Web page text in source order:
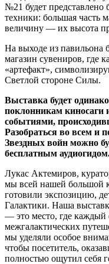
№21 будет представлено
техники: большая часть
величину — их высота
На выходе из павильона
магазин сувениров, где
«артефакт»,
Светлой стороне Силы.
Выставка будет
поклонникам киносаги
событиями,
Разобраться во всем и
Звездных войн можно
бесплатным
Лукас Актемиров,
мы всей нашей большой
готовили экспозицию,
Галактики. Наша
— это место, где каждый
межгалактических
мы уделяли особое
чтобы посетитель,
полностью ощутил себя